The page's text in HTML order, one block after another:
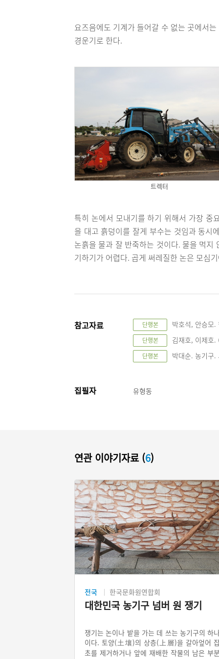
요즈음에도 기계가 들어갈 수 없는 곳에서
경운기로 한다.
트렉터
특히 논에서 모내기를 하기 위해서 가장 중
을 대고 흙덩이를 잘게 부수는 것임과 동시
논흙을 물과 잘 반죽하는 것이다. 물을 먹
기하기가 어렵다. 곱게 써레질한 논은 모심
참고자료 단행본 박호석, 안승모.
단행본 김재호, 이제호.
단행본 박대순. 농기구.
집필자 유형동
연관 이야기자료 (6)
전국 한국문화원연합회
대한민국 농기구 넘버 원 쟁기
쟁기는 논이나 밭을 가는 데 쓰는 농기구의 하
이다. 토양(土壤)의 상층(上層)을 갈아엎어
초를 제거하거나 앞에 재배한 작물의 남은 부